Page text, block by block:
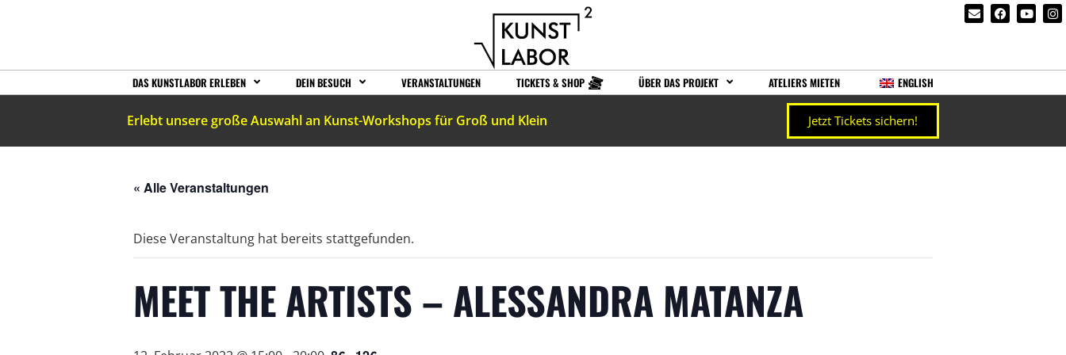
DAS KUNSTLABOR ERLEBEN DEIN BESUCH VERANSTALTUNGEN TICKETS & SHOP ÜBER DAS PROJEKT ATELIERS MIETEN ENGLISH
Erlebt unsere große Auswahl an Kunst-Workshops für Groß und Klein Jetzt Tickets sichern!
« Alle Veranstaltungen
Diese Veranstaltung hat bereits stattgefunden.
MEET THE ARTISTS – ALESSANDRA MATANZA